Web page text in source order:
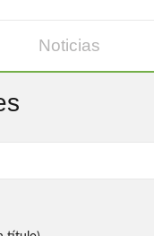
Noticias